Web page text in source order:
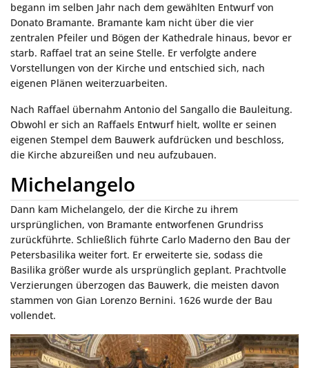
begann im selben Jahr nach dem gewählten Entwurf von
Donato Bramante. Bramante kam nicht über die vier
zentralen Pfeiler und Bögen der Kathedrale hinaus, bevor er
starb. Raffael trat an seine Stelle. Er verfolgte andere
Vorstellungen von der Kirche und entschied sich, nach
eigenen Plänen weiterzuarbeiten.
Nach Raffael übernahm Antonio del Sangallo die Bauleitung.
Obwohl er sich an Raffaels Entwurf hielt, wollte er seinen
eigenen Stempel dem Bauwerk aufdrücken und beschloss,
die Kirche abzureißen und neu aufzubauen.
Michelangelo
Dann kam Michelangelo, der die Kirche zu ihrem
ursprünglichen, von Bramante entworfenen Grundriss
zurückführte. Schließlich führte Carlo Maderno den Bau der
Petersbasilika weiter fort. Er erweiterte sie, sodass die
Basilika größer wurde als ursprünglich geplant. Prachtvolle
Verzierungen überzogen das Bauwerk, die meisten davon
stammen von Gian Lorenzo Bernini. 1626 wurde der Bau
vollendet.